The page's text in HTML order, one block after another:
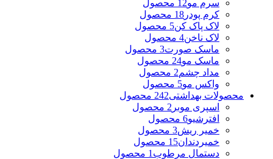
سرم مو12 محصول
کرم پودر 18 محصول
لاک پاک کن5 محصول
لاک ناخن4 محصول
ماسک صورت3 محصول
ماسک مو24 محصول
مداد چشم2 محصول
واکس مو5 محصول
محصولات بهداشتی242 محصول
اسپری موبر 2 محصول
افترشیو6 محصول
خمیر ریش3 محصول
خمیردندان15 محصول
دستمال مرطوب 1 محصول